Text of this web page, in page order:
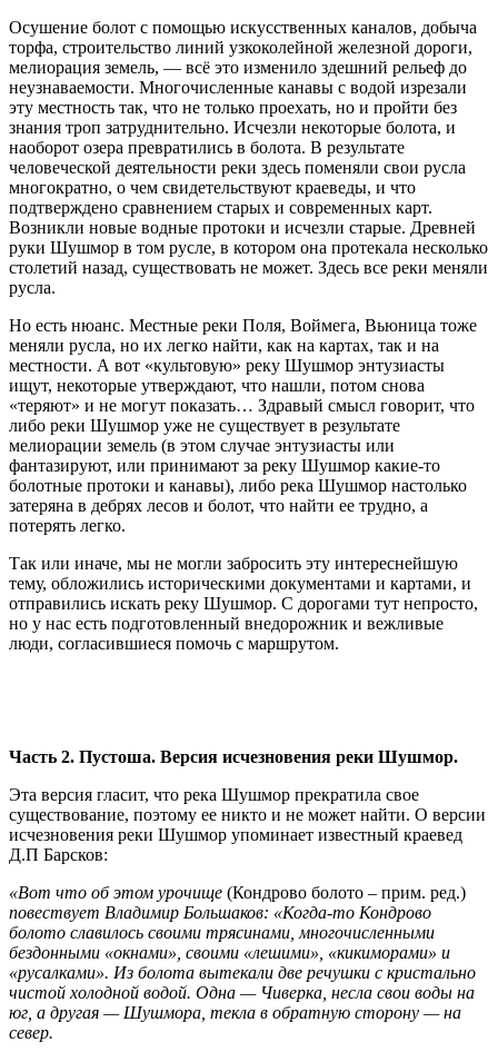
Осушение болот с помощью искусственных каналов, добыча
торфа, строительство линий узкоколейной железной дороги,
мелиорация земель, — всё это изменило здешний рельеф до
неузнаваемости. Многочисленные канавы с водой изрезали
эту местность так, что не только проехать, но и пройти без
знания троп затруднительно. Исчезли некоторые болота, и
наоборот озера превратились в болота. В результате
человеческой деятельности реки здесь поменяли свои русла
многократно, о чем свидетельствуют краеведы, и что
подтверждено сравнением старых и современных карт.
Возникли новые водные протоки и исчезли старые. Древней
руки Шушмор в том русле, в котором она протекала несколько
столетий назад, существовать не может. Здесь все реки меняли
русла.
Но есть нюанс. Местные реки Поля, Воймега, Вьюница тоже
меняли русла, но их легко найти, как на картах, так и на
местности. А вот «культовую» реку Шушмор энтузиасты
ищут, некоторые утверждают, что нашли, потом снова
«теряют» и не могут показать… Здравый смысл говорит, что
либо реки Шушмор уже не существует в результате
мелиорации земель (в этом случае энтузиасты или
фантазируют, или принимают за реку Шушмор какие-то
болотные протоки и канавы), либо река Шушмор настолько
затеряна в дебрях лесов и болот, что найти ее трудно, а
потерять легко.
Так или иначе, мы не могли забросить эту интереснейшую
тему, обложились историческими документами и картами, и
отправились искать реку Шушмор. С дорогами тут непросто,
но у нас есть подготовленный внедорожник и вежливые
люди, согласившиеся помочь с маршрутом.
Часть 2. Пустоша. Версия исчезновения реки Шушмор.
Эта версия гласит, что река Шушмор прекратила свое
существование, поэтому ее никто и не может найти. О версии
исчезновения реки Шушмор упоминает известный краевед
Д.П Барсков:
«Вот что об этом урочище (Кондрово болото – прим. ред.)
повествует Владимир Большаков: «Когда-то Кондрово
болото славилось своими трясинами, многочисленными
бездонными «окнами», своими «лешими», «кикиморами» и
«русалками». Из болота вытекали две речушки с кристально
чистой холодной водой. Одна — Чиверка, несла свои воды на
юг, а другая — Шушмора, текла в обратную сторону — на
север.